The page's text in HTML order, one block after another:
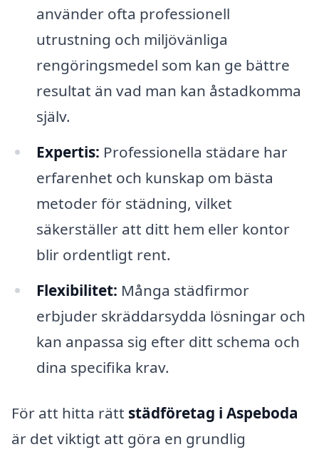
använder ofta professionell
utrustning och miljövänliga
rengöringsmedel som kan ge bättre
resultat än vad man kan åstadkomma
själv.
Expertis: Professionella städare har
erfarenhet och kunskap om bästa
metoder för städning, vilket
säkerställer att ditt hem eller kontor
blir ordentligt rent.
Flexibilitet: Många städfirmor
erbjuder skräddarsydda lösningar och
kan anpassa sig efter ditt schema och
dina specifika krav.
För att hitta rätt städföretag i Aspeboda
är det viktigt att göra en grundlig